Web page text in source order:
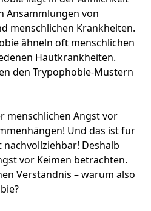
Ansammlungen von
menschlichen Krankheiten.
ähneln oft menschlichen
Hautkrankheiten.
den Trypophobie-Mustern
menschlichen Angst vor
Und das ist für
Deshalb
vor Keimen betrachten.
Verständnis – warum also